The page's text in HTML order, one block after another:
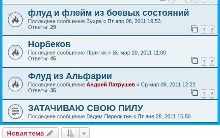
флуд и флейм из боевых состояний
Последнее сообщение Зухра « Пт апр 08, 2011 19:53
Ответы: 29 1 2
Норбеков
Последнее сообщение Практик « Вс мар 20, 2011 11:00
Ответы: 45 1 2
Флуд из Альфарии
Последнее сообщение Андрей Патрушев « Ср мар 09, 2011 12:22
Ответы: 35 1 2
ЗАТАЧИВАЮ СВОЮ ПИЛУ
Последнее сообщение Вадим Перелыгин « Пт янв 28, 2011 16:50
Новая тема